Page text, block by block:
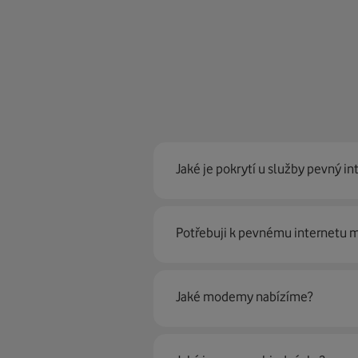
Jaké je pokrytí u služby pevný
Pevný internet můžeme
Potřebuji k pevnému internetu
Ano, potřebujete. Rádi vám ho
poradí naši proškolení prodejci
Jaké modemy nabízíme?